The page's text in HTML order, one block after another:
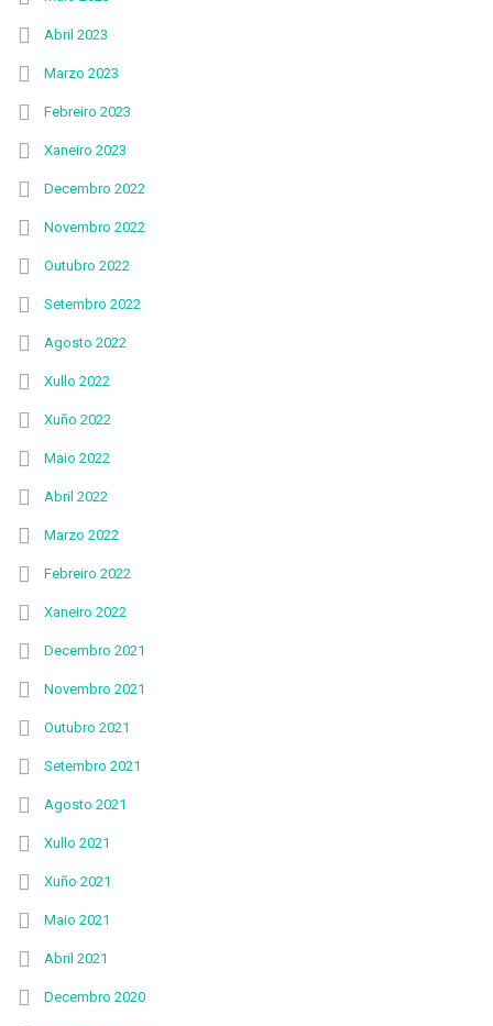
Abril 2023
Marzo 2023
Febreiro 2023
Xaneiro 2023
Decembro 2022
Novembro 2022
Outubro 2022
Setembro 2022
Agosto 2022
Xullo 2022
Xuño 2022
Maio 2022
Abril 2022
Marzo 2022
Febreiro 2022
Xaneiro 2022
Decembro 2021
Novembro 2021
Outubro 2021
Setembro 2021
Agosto 2021
Xullo 2021
Xuño 2021
Maio 2021
Abril 2021
Decembro 2020